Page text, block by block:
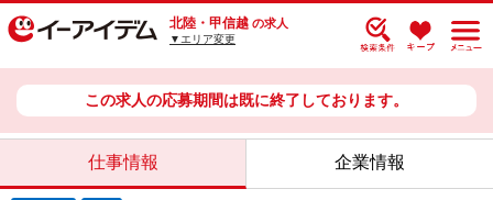
北陸・甲信越 の求人
▼エリア変更
この求人の応募期間は既に終了しております。
仕事情報 企業情報